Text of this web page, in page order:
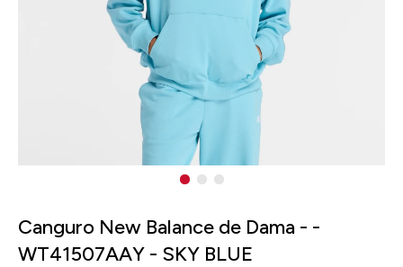
Canguro New Balance de Dama - -
WT41507AAY - SKY BLUE